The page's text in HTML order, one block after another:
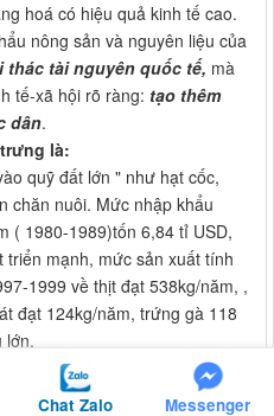
hoá có hiệu quả kinh tế cao.
nông sản và nguyên liệu của
thác tài nguyên quốc tế, mà
tế-xã hội rõ ràng: tạo thêm
dân.
là:
quỹ đất lớn " như hạt cốc,
chăn nuôi. Mức nhập khẩu
( 1980-1989)tốn 6,84 tỉ USD,
mạnh, mức sản xuất tính
1999 về thịt đạt 538kg/năm, ,
đạt 124kg/năm, trứng gà 118
lớn.
không tự sản xuất được như
thuốc lá, hoa bia, sắn được
Chat Zalo Messenger